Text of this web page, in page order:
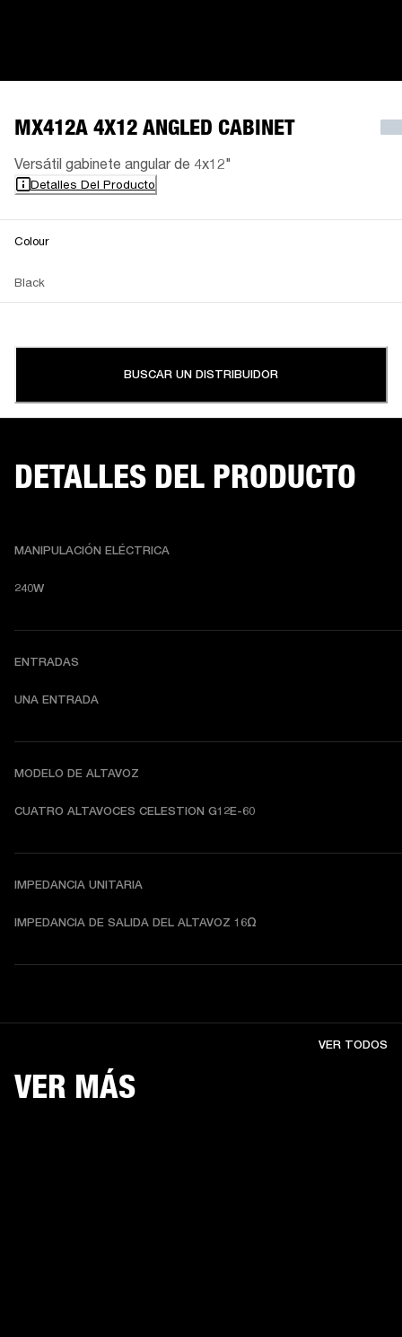
MX412A 4X12 ANGLED CABINET
Versátil gabinete angular de 4x12"
Detalles Del Producto
Colour
Black
BUSCAR UN DISTRIBUIDOR
DETALLES DEL PRODUCTO
MANIPULACIÓN ELÉCTRICA
240W
ENTRADAS
UNA ENTRADA
MODELO DE ALTAVOZ
CUATRO ALTAVOCES CELESTION G12E-60
IMPEDANCIA UNITARIA
IMPEDANCIA DE SALIDA DEL ALTAVOZ 16Ω
VER MÁS
VER TODOS